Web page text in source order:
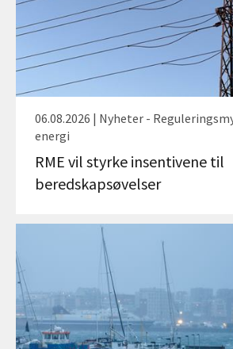
06.08.2026 | Nyheter -
energi
RME vil styrke insentivene til
beredskapsøvelser